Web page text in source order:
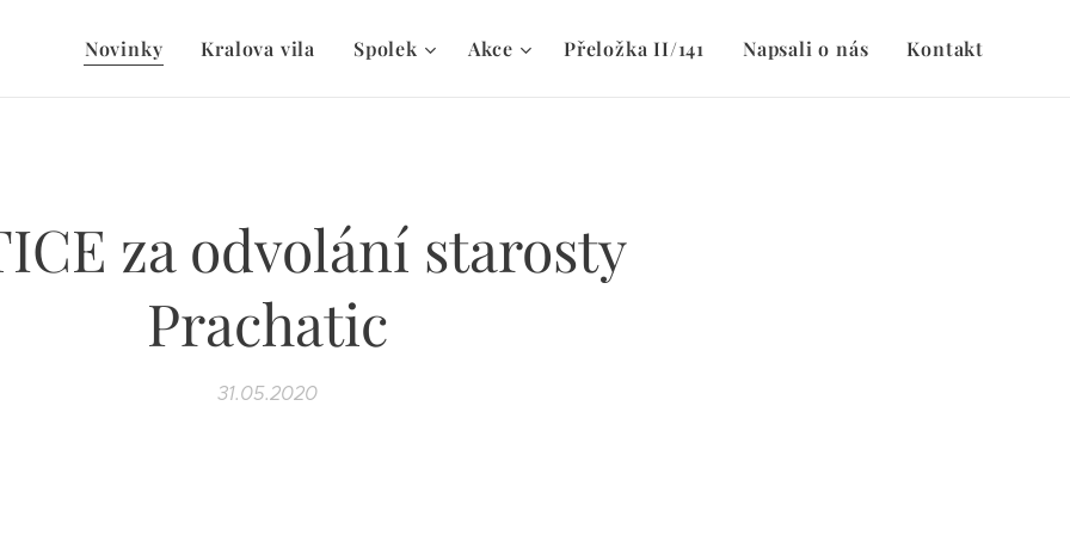
Novinky Kralova vila Spolek Akce Přeložka II/141 Napsali o nás Kontakt
za odvolání starosty
Prachatic
31.05.2020